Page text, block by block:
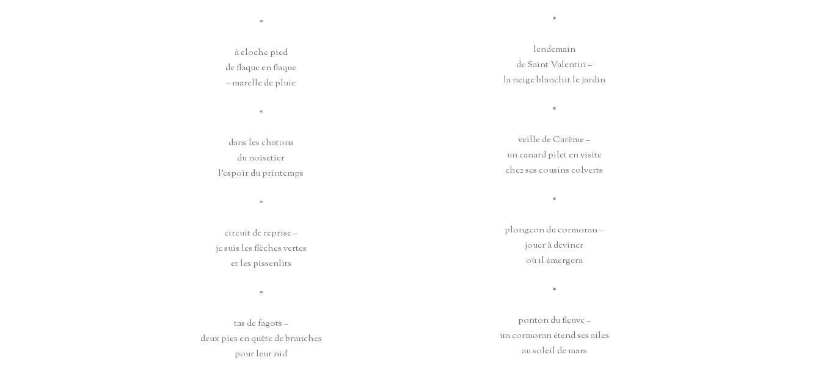
*
à cloche pied
de flaque en flaque
– marelle de pluie
*
dans les chatons
du noisetier
l’espoir du printemps
*
circuit de reprise –
je suis les flèches vertes
et les pissenlits
*
tas de fagots –
deux pies en quête de branches
pour leur nid
*
lendemain
de Saint Valentin –
la neige blanchit le jardin
*
veille de Carême –
un canard pilet en visite
chez ses cousins colverts
*
plongeon du cormoran –
jouer à deviner
où il émergera
*
ponton du fleuve –
un cormoran étend ses ailes
au soleil de mars